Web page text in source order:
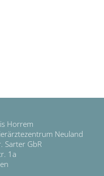
Horrem
Neuland
Sarter GbR
1a